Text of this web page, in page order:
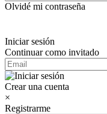
Olvidé mi contraseña
Iniciar sesión
Continuar como invitado
Crear una cuenta
×
Registrarme